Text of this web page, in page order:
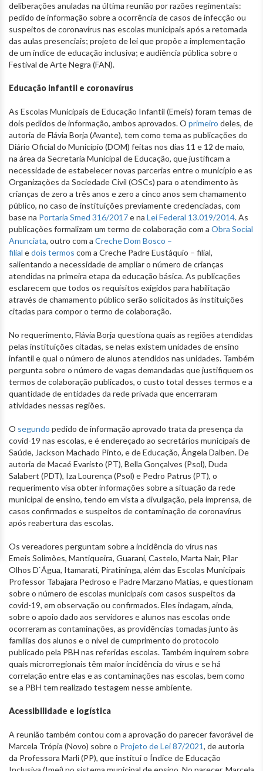
deliberações anuladas na última reunião por razões regimentais:
pedido de informação sobre a ocorrência de casos de infecção ou
suspeitos de coronavírus nas escolas municipais após a retomada
das aulas presenciais; projeto de lei que propõe a implementação
de um índice de educação inclusiva; e audiência pública sobre o
Festival de Arte Negra (FAN).
Educação infantil e coronavírus
As Escolas Municipais de Educação Infantil (Emeis) foram temas de
dois pedidos de informação, ambos aprovados. O primeiro deles, de
autoria de Flávia Borja (Avante), tem como tema as publicações do
Diário Oficial do Município (DOM) feitas nos dias 11 e 12 de maio,
na área da Secretaria Municipal de Educação, que justificam a
necessidade de estabelecer novas parcerias entre o município e as
Organizações da Sociedade Civil (OSCs) para o atendimento às
crianças de zero a três anos e zero a cinco anos sem chamamento
público, no caso de instituições previamente credenciadas, com
base na Portaria Smed 316/2017e na Lei Federal 13.019/2014. As
publicações formalizam um termo de colaboração com a Obra Social
Anunciata, outro com a Creche Dom Bosco –
filial edois termos com a Creche Padre Eustáquio – filial,
salientando a necessidade de ampliar o número de crianças
atendidas na primeira etapa da educação básica. As publicações
esclarecem que todos os requisitos exigidos para habilitação
através de chamamento público serão solicitados às instituições
citadas para compor o termo de colaboração.
No requerimento, Flávia Borja questiona quais as regiões atendidas
pelas instituições citadas, se nelas existem unidades de ensino
infantil e qual o número de alunos atendidos nas unidades. Também
pergunta sobre o número de vagas demandadas que justifiquem os
termos de colaboração publicados, o custo total desses termos e a
quantidade de entidades da rede privada que encerraram
atividades nessas regiões.
O segundo pedido de informação aprovado trata da presença da
covid-19 nas escolas, e é endereçado ao secretários municipais de
Saúde, Jackson Machado Pinto, e de Educação, Ângela Dalben. De
autoria de Macaé Evaristo (PT), Bella Gonçalves (Psol), Duda
Salabert (PDT), Iza Lourença (Psol) e Pedro Patrus (PT), o
requerimento visa obter informações sobre a situação da rede
municipal de ensino, tendo em vista a divulgação, pela imprensa, de
casos confirmados e suspeitos de contaminação de coronavírus
após reabertura das escolas.
Os vereadores perguntam sobre a incidência do vírus nas
Emeis Solimões, Mantiqueira, Guarani, Castelo, Marta Nair, Pilar
Olhos D`Água, Itamarati, Piratininga, além das Escolas Municipais
Professor Tabajara Pedroso e Padre Marzano Matias, e questionam
sobre o número de escolas municipais com casos suspeitos da
covid-19, em observação ou confirmados. Eles indagam, ainda,
sobre o apoio dado aos servidores e alunos nas escolas onde
ocorreram as contaminações, as providências tomadas junto às
famílias dos alunos e o nível de cumprimento do protocolo
publicado pela PBH nas referidas escolas. Também inquirem sobre
quais microrregionais têm maior incidência do vírus e se há
correlação entre elas e as contaminações nas escolas, bem como
se a PBH tem realizado testagem nesse ambiente.
Acessibilidade e logística
A reunião também contou com a aprovação do parecer favorável de
Marcela Trópia (Novo) sobre o Projeto de Lei 87/2021, de autoria
da Professora Marli (PP), que institui o Índice de Educação